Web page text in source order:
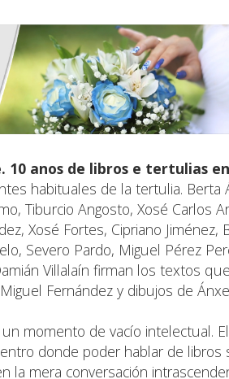
10 anos de libros e tertulias
habituales de la tertulia. Berta
Tiburcio Angosto, Xosé Carlos
Xosé Fortes, Cipriano Jiménez,
Severo Pardo, Miguel Pérez
Villalaín firman los textos
Fernández y dibujos de
momento de vacío intelectual.
donde poder hablar de libros
la mera conversación